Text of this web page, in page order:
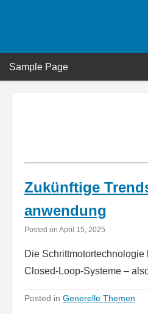
Sample Page
Zukünftige
anwendung
Posted on April 15, 2025
Die
Closed-Loop-Systeme –
Posted in Generelle Themen